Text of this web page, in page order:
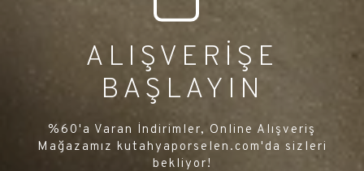
ALIŞVERİŞE
BAŞLAYIN
%60'a Varan İndirimler, Online Alışveriş
Mağazamız kutahyaporselen.com'da sizleri
bekliyor!